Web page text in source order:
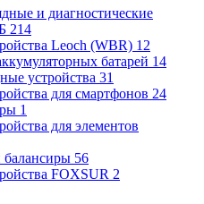
и диагностические
214
Leoch (WBR) 12
батарей 14
устройства 31
для смартфонов 24
1
для элементов
56
FOXSUR 2